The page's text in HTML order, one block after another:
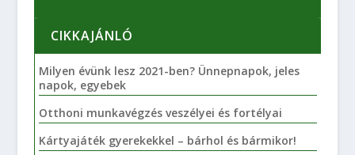
CIKKAJÁNLÓ
Milyen évünk lesz 2021-ben? Ünnepnapok, jeles
napok, egyebek
Otthoni munkavégzés veszélyei és fortélyai
Kártyajáték gyerekekkel – bárhol és bármikor!